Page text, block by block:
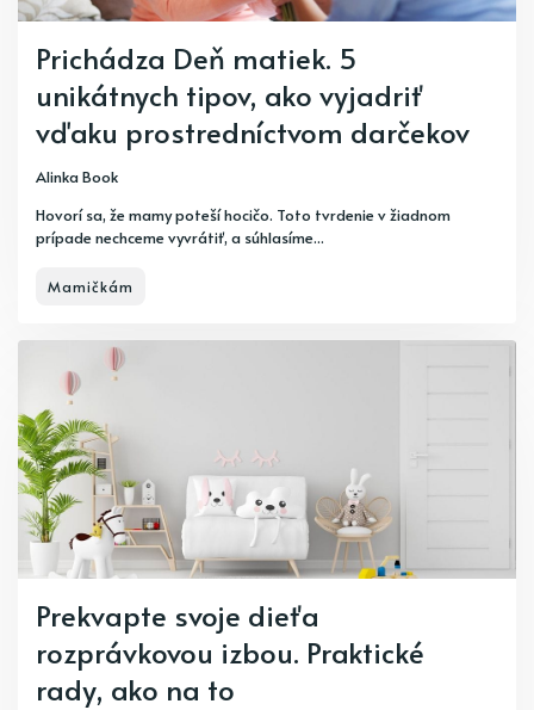
Prichádza Deň matiek. 5
unikátnych tipov, ako vyjadriť
vďaku prostredníctvom darčekov
Alinka Book
Hovorí sa, že mamy poteší hocičo. Toto tvrdenie v žiadnom
prípade nechceme vyvrátiť, a súhlasíme...
Mamičkám
Prekvapte svoje dieťa
rozprávkovou izbou. Praktické
rady, ako na to